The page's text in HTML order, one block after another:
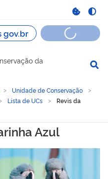
da
Unidade de Conservação
Lista de UCs
Revis da
Azul
Azul